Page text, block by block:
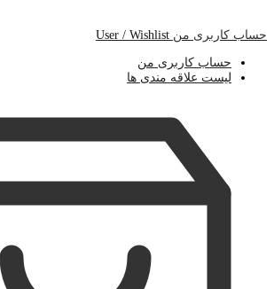
حساب کاربری من User / Wishlist
حساب کاربری من
لیست علاقه مندی ها